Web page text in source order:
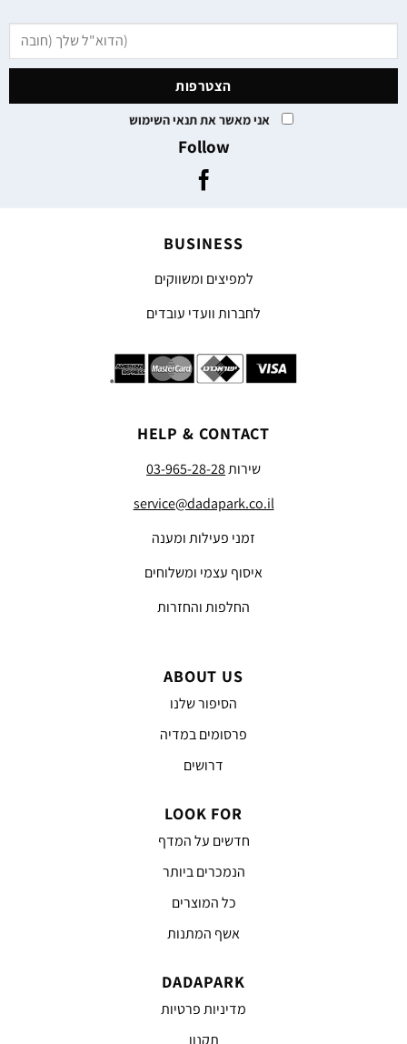
אני מאשר את תנאי השימוש
Follow
BUSINESS
למפיצים ומשווקים
לחברות וועדי עובדים
HELP & CONTACT
שירות03-965-28-28
service@dadapark.co.il
זמני פעילות ומענה
איסוף עצמי ומשלוחים
החלפות והחזרות
ABOUT US
הסיפור שלנו
פרסומים במדיה
דרושים
LOOK FOR
חדשים על המדף
הנמכרים ביותר
כל המוצרים
אשף המתנות
DADAPARK
מדיניות פרטיות
תקנון